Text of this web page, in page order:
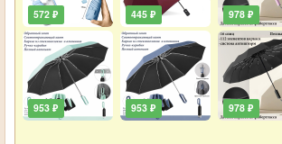
572 ₽
953 ₽
445 ₽
953 ₽
978 ₽
978 ₽